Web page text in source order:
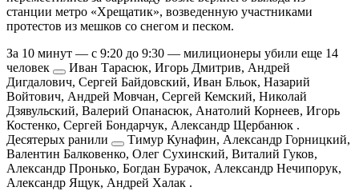
станции метро «Хрещатик», возведенную участниками
протестов из мешков со снегом и песком.
За 10 минут — с 9:20 до 9:30 — милиционеры убили еще 14
человек
Иван Тарасюк, Игорь Дмитрив, Андрей
Дигдалович, Сергей Байдовский, Иван Бльок, Назарий
Войтович, Андрей Мовчан, Сергей Кемский, Николай
Дзявульский, Валерий Опанасюк, Анатолий Корнеев, Игорь
Костенко, Сергей Бондарчук, Александр Щербанюк .
Десятерых ранили
Тимур Кунафин, Александр Горницкий,
Валентин Балковенко, Олег Сухинский, Виталий Гуков,
Александр Пронько, Богдан Бурачок, Александр Нечипорук,
Александр Ящук, Андрей Халак .